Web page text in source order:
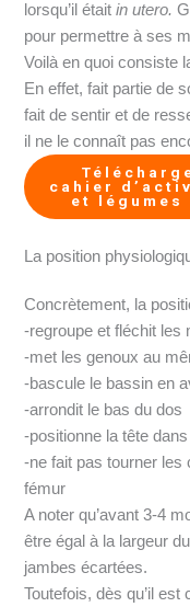
lorsqu’il étaitin utero.
pour permettre à ses
Voilà en quoi consiste
En effet, fait partie de
fait de sentir et de
il ne le connaît pas
cahier
et
La position
Concrètement, la
-regroupe et fléchit les
-met les genoux au
-bascule le bassin en
-arrondit le bas du dos
-positionne la tête
-ne fait pas tourner les
fémur
A noter qu’avant 3-4
être égal à la largeur
jambes écartées.
Toutefois, dès qu’il